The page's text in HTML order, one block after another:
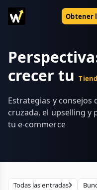
Obtener
crecer tu
Estrategias y consejos
cruzada, el upselling y
tu e-commerce
Todas las entradas